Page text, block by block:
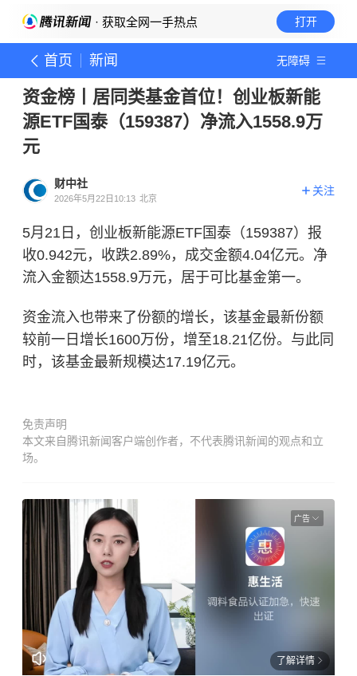
· 获取全网一手热点 打开
首页 新闻 无障碍
资金榜丨居同类基金首位！创业板新能
源ETF国泰（159387）净流入1558.9万
元
财中社
2026年5月22日10:13 北京
关注
5月21日，创业板新能源ETF国泰（159387）报
收0.942元，收跌2.89%，成交金额4.04亿元。净
流入金额达1558.9万元，居于可比基金第一。
资金流入也带来了份额的增长，该基金最新份额
较前一日增长1600万份，增至18.21亿份。与此同
时，该基金最新规模达17.19亿元。
免责声明
本文来自腾讯新闻客户端创作者，不代表腾讯新闻的观点和立
场。
广告
了解详情